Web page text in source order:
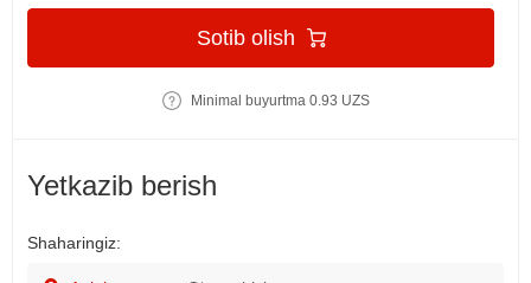
Sotib olish
Minimal buyurtma 0.93 UZS
Yetkazib berish
Shaharingiz: